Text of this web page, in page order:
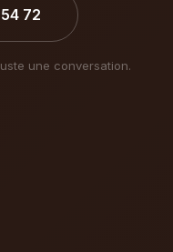
72
une conversation.